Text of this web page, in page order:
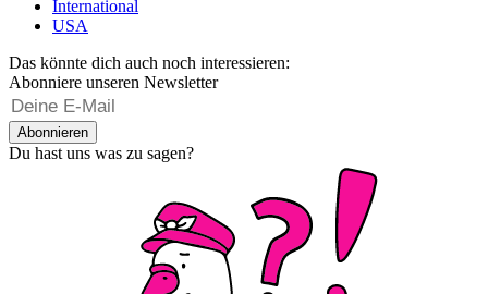
International
USA
Das könnte dich auch noch interessieren:
Abonniere unseren Newsletter
Abonnieren
Du hast uns was zu sagen?